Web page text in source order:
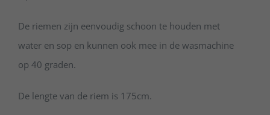
Gegevens onthouden
Registreren
De riemen zijn eenvoudig schoon te houden met
water en sop en kunnen ook mee in de wasmachine
op 40 graden.
De lengte van de riem is 175cm.